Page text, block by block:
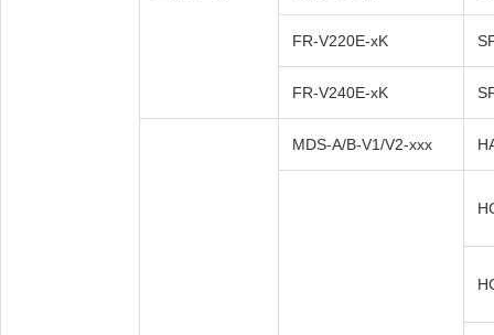
FR-V220E-xK
FR-V240E-xK
MDS-A/B-V1/V2-xxx